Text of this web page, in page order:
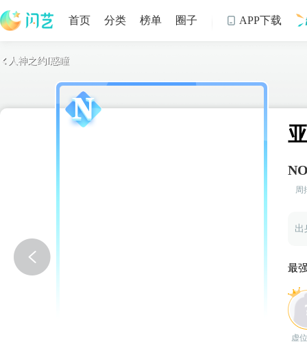
首页 分类 榜单 圈子  APP下载
 人神之约I惑瞳
周
最
虚